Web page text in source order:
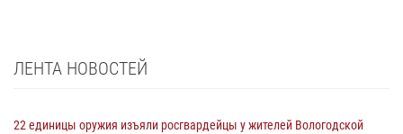
ЛЕНТА НОВОСТЕЙ
22 единицы оружия изъяли росгвардейцы у жителей Вологодской